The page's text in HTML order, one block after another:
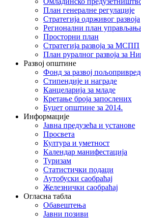
План генералне регулације
Стратегија одрживог развоја
Регионални план
Просторни план
Стратегија развоја за МСПП
План руралног развоја за
Развој општине
Фонд за развој
Стипендије и награде
Канцеларија за младе
Кретање броја запослених
Буџет општине за 2014.
Информације
Јавна предузећа и установе
Просвета
Култура и уметност
Календар манифестација
Туризам
Статистички подаци
Аутобуски саобраћај
Железнички саобраћај
Огласна табла
Обавештења
Јавни позиви